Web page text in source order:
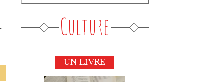
Culture
UN LIVRE